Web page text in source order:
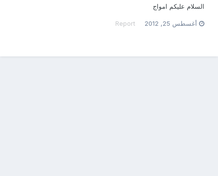
السلام عليكم امواج
أغسطس 25, 2012 Report